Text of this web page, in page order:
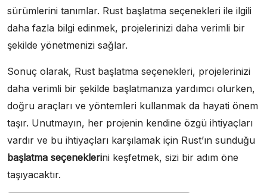
sürümlerini tanımlar. Rust başlatma seçenekleri ile ilgili
daha fazla bilgi edinmek, projelerinizi daha verimli bir
şekilde yönetmenizi sağlar.
Sonuç olarak, Rust başlatma seçenekleri, projelerinizi
daha verimli bir şekilde başlatmanıza yardımcı olurken,
doğru araçları ve yöntemleri kullanmak da hayati önem
taşır. Unutmayın, her projenin kendine özgü ihtiyaçları
vardır ve bu ihtiyaçları karşılamak için Rust’ın sunduğu
başlatma seçeneklerini keşfetmek, sizi bir adım öne
taşıyacaktır.